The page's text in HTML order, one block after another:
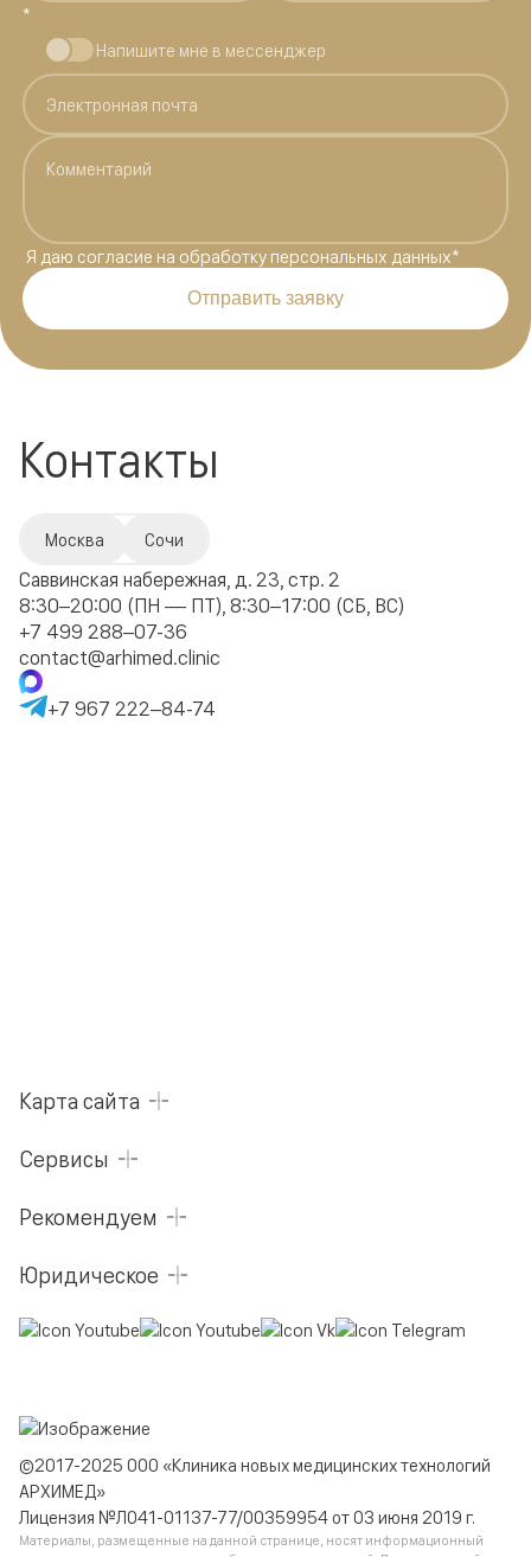
*
Напишите мне в мессенджер
Я даю согласие на обработку персональных данных*
Отправить заявку
Контакты
Москва Сочи
Саввинская набережная, д. 23, стр. 2
8:30–20:00 (ПН — ПТ), 8:30–17:00 (СБ, ВС)
+7 499 288–07-36
contact@arhimed.clinic
+7 967 222–84-74
Карта сайта
Сервисы
Рекомендуем
Юридическое
©2017-2025 ООО «Клиника новых медицинских технологий
АРХИМЕД»
Лицензия №Л041-01137-77/00359954 от 03 июня 2019 г.
Материалы, размещенные на данной странице, носят информационный